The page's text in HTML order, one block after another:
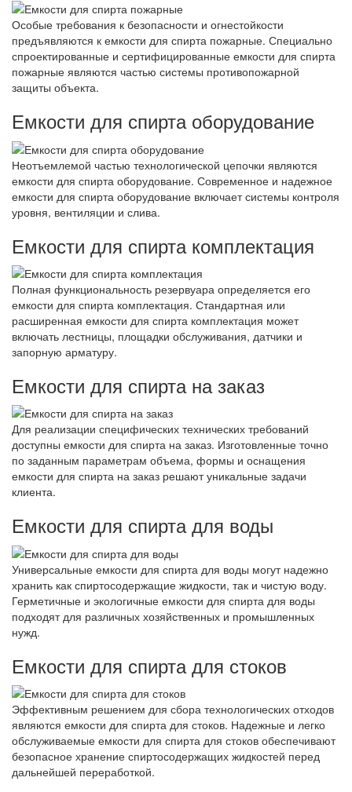
Особые требования к безопасности и огнестойкости
предъявляются к емкости для спирта пожарные. Специально
спроектированные и сертифицированные емкости для спирта
пожарные являются частью системы противопожарной
защиты объекта.
Емкости для спирта оборудование
Неотъемлемой частью технологической цепочки являются
емкости для спирта оборудование. Современное и надежное
емкости для спирта оборудование включает системы контроля
уровня, вентиляции и слива.
Емкости для спирта комплектация
Полная функциональность резервуара определяется его
емкости для спирта комплектация. Стандартная или
расширенная емкости для спирта комплектация может
включать лестницы, площадки обслуживания, датчики и
запорную арматуру.
Емкости для спирта на заказ
Для реализации специфических технических требований
доступны емкости для спирта на заказ. Изготовленные точно
по заданным параметрам объема, формы и оснащения
емкости для спирта на заказ решают уникальные задачи
клиента.
Емкости для спирта для воды
Универсальные емкости для спирта для воды могут надежно
хранить как спиртосодержащие жидкости, так и чистую воду.
Герметичные и экологичные емкости для спирта для воды
подходят для различных хозяйственных и промышленных
нужд.
Емкости для спирта для стоков
Эффективным решением для сбора технологических отходов
являются емкости для спирта для стоков. Надежные и легко
обслуживаемые емкости для спирта для стоков обеспечивают
безопасное хранение спиртосодержащих жидкостей перед
дальнейшей переработкой.